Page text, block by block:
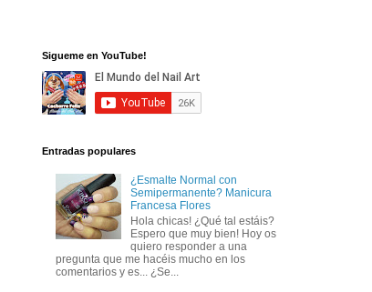
Sigueme en YouTube!
Entradas populares
¿Esmalte Normal con
Semipermanente? Manicura
Francesa Flores
Hola chicas! ¿Qué tal estáis?
Espero que muy bien! Hoy os
quiero responder a una
pregunta que me hacéis mucho en los
comentarios y es... ¿Se...